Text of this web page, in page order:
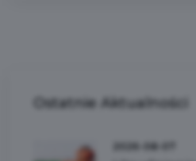
Ostatnie Aktualności
2026-08-07